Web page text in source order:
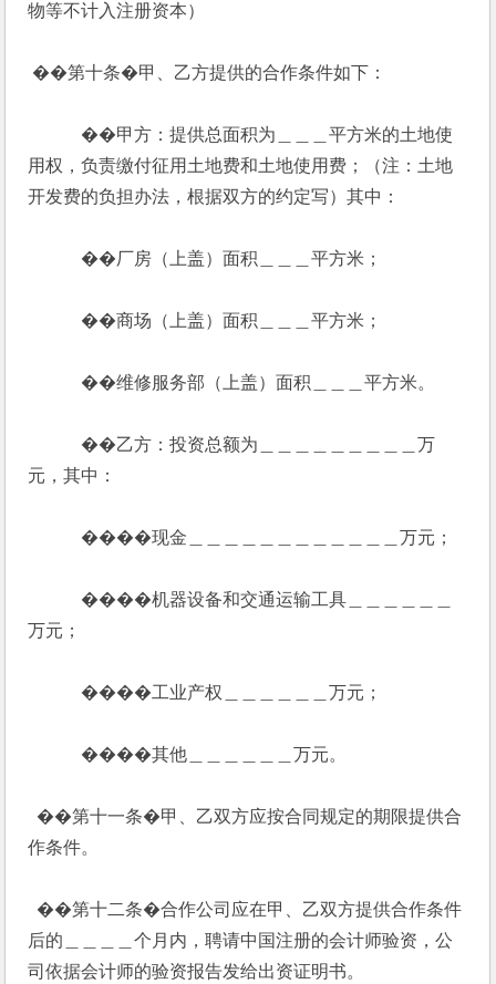
物等不计入注册资本）
��第十条�甲、乙方提供的合作条件如下：
��甲方：提供总面积为＿＿＿平方米的土地使
用权，负责缴付征用土地费和土地使用费；（注：土地
开发费的负担办法，根据双方的约定写）其中：
��厂房（上盖）面积＿＿＿平方米；
��商场（上盖）面积＿＿＿平方米；
��维修服务部（上盖）面积＿＿＿平方米。
��乙方：投资总额为＿＿＿＿＿＿＿＿＿万
元，其中：
����现金＿＿＿＿＿＿＿＿＿＿＿＿万元；
����机器设备和交通运输工具＿＿＿＿＿＿
万元；
����工业产权＿＿＿＿＿＿万元；
����其他＿＿＿＿＿＿万元。
��第十一条�甲、乙双方应按合同规定的期限提供合
作条件。
��第十二条�合作公司应在甲、乙双方提供合作条件
后的＿＿＿＿个月内，聘请中国注册的会计师验资，公
司依据会计师的验资报告发给出资证明书。